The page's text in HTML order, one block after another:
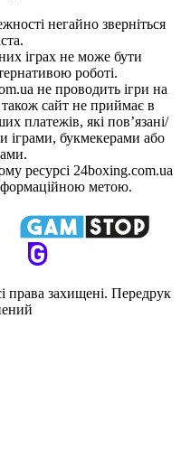
негайно зверніться
іграх не може бути
роботі.
не проводить ігри на
також сайт не приймає в
платежів, які пов’язані/
іграми, букмекерами або
ресурсі 24boxing.com.ua
метою.
права захищенi. Передрук